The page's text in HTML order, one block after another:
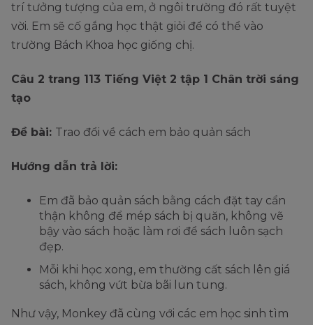
trí tưởng tượng của em, ở ngôi trường đó rất tuyệt
vời. Em sẽ cố gắng học thật giỏi để có thể vào
trường Bách Khoa học giống chị.
Câu 2 trang 113 Tiếng Việt 2 tập 1 Chân trời sáng
tạo
Đề bài: Trao đổi về cách em bảo quản sách
Hướng dẫn trả lời:
Em đã bảo quản sách bằng cách đặt tay cẩn
thận không để mép sách bị quăn, không vẽ
bậy vào sách hoặc làm rơi để sách luôn sạch
đẹp.
Mỗi khi học xong, em thường cất sách lên giá
sách, không vứt bừa bãi lun tung.
Như vậy, Monkey đã cùng với các em học sinh tìm